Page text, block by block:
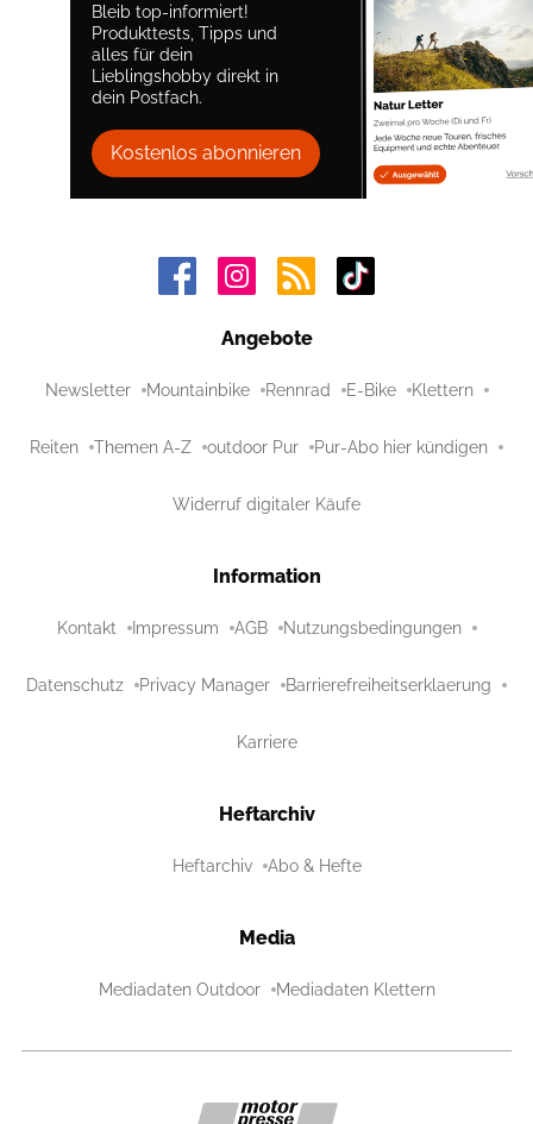
Bleib top-informiert!
Produkttests, Tipps und
alles für dein
Lieblingshobby direkt in
dein Postfach.
Kostenlos abonnieren
Angebote
Newsletter Mountainbike Rennrad E-Bike Klettern
Reiten Themen A-Z outdoor Pur Pur-Abo hier kündigen
Widerruf digitaler Käufe
Information
Kontakt Impressum AGB Nutzungsbedingungen
Datenschutz Privacy Manager Barrierefreiheitserklaerung
Karriere
Heftarchiv
Heftarchiv Abo & Hefte
Media
Mediadaten Outdoor Mediadaten Klettern